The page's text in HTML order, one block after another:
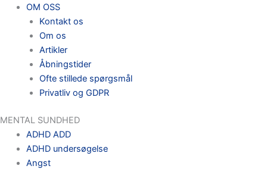
OM OSS
Kontakt os
Om os
Artikler
Åbningstider
Ofte stillede spørgsmål
Privatliv og GDPR
MENTAL SUNDHED
ADHD ADD
ADHD undersøgelse
Angst